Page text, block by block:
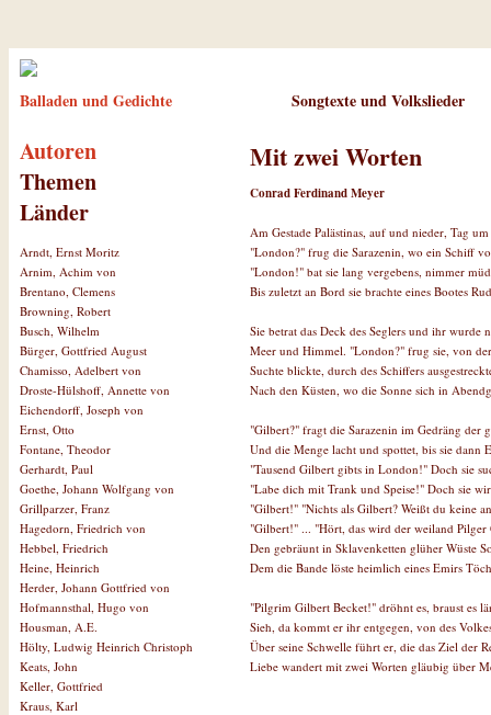
Balladen und Gedichte Songtexte und Volkslieder
Autoren
Themen
Länder
Arndt, Ernst Moritz
Arnim, Achim von
Brentano, Clemens
Browning, Robert
Busch, Wilhelm
Bürger, Gottfried August
Chamisso, Adelbert von
Droste-Hülshoff, Annette von
Eichendorff, Joseph von
Ernst, Otto
Fontane, Theodor
Gerhardt, Paul
Goethe, Johann Wolfgang von
Grillparzer, Franz
Hagedorn, Friedrich von
Hebbel, Friedrich
Heine, Heinrich
Herder, Johann Gottfried von
Hofmannsthal, Hugo von
Housman, A.E.
Hölty, Ludwig Heinrich Christoph
Keats, John
Keller, Gottfried
Kraus, Karl
Mit zwei Worten
Conrad Ferdinand Meyer
Am Gestade Palästinas, auf und nieder, Tag
"London?" frug die Sarazenin, wo ein Schiff
"London!" bat sie lang vergebens, nimmer
Bis zuletzt an Bord sie brachte eines Bootes
Sie betrat das Deck des Seglers und ihr wurde
Meer und Himmel. "London?" frug sie, von
Suchte blickte, durch des Schiffers
Nach den Küsten, wo die Sonne sich in
"Gilbert?" fragt die Sarazenin im Gedräng der
Und die Menge lacht und spottet, bis sie dann
"Tausend Gilbert gibts in London!" Doch sie
"Labe dich mit Trank und Speise!" Doch sie
"Gilbert!" "Nichts als Gilbert? Weißt du keine
"Gilbert!" ... "Hört, das wird der weiland Pilger
Den gebräunt in Sklavenketten glüher Wüste
Dem die Bande löste heimlich eines Emirs
"Pilgrim Gilbert Becket!" dröhnt es, braust es
Sieh, da kommt er ihr entgegen, von des
Über seine Schwelle führt er, die das Ziel der
Liebe wandert mit zwei Worten gläubig über